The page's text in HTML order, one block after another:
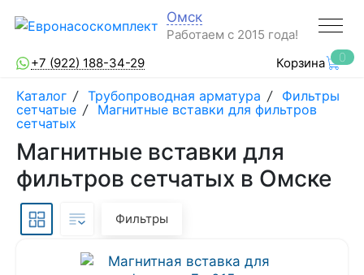
Омск
Работаем с 2015 года!
+7 (922) 188-34-29
Корзина 0
Каталог / Трубопроводная арматура / Фильтры
сетчатые / Магнитные вставки для фильтров
сетчатых
Магнитные вставки для
фильтров сетчатых в Омске
Фильтры